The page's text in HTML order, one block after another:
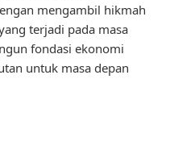
mengambil hikmah
terjadi pada masa
fondasi ekonomi
untuk masa depan